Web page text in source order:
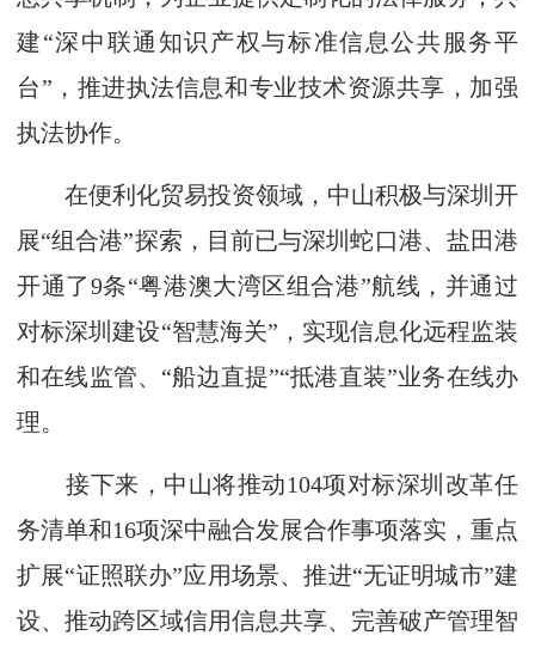
建“深中联通知识产权与标准信息公共服务平
台”，推进执法信息和专业技术资源共享，加强
执法协作。
在便利化贸易投资领域，中山积极与深圳开
展“组合港”探索，目前已与深圳蛇口港、盐田港
开通了9条“粤港澳大湾区组合港”航线，并通过
对标深圳建设“智慧海关”，实现信息化远程监装
和在线监管、“船边直提”“抵港直装”业务在线办
理。
接下来，中山将推动104项对标深圳改革任
务清单和16项深中融合发展合作事项落实，重点
扩展“证照联办”应用场景、推进“无证明城市”建
设、推动跨区域信用信息共享、完善破产管理智